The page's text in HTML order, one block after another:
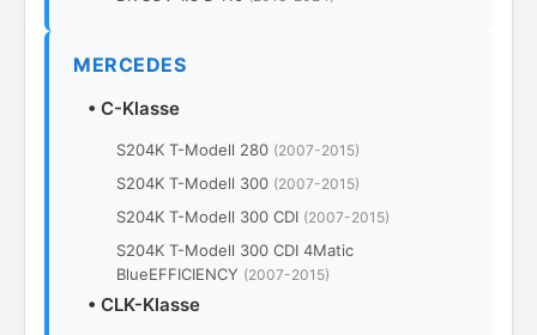
MERCEDES
• C-Klasse
S204K T-Modell 280 (2007-2015)
S204K T-Modell 300 (2007-2015)
S204K T-Modell 300 CDI (2007-2015)
S204K T-Modell 300 CDI 4Matic
BlueEFFICIENCY (2007-2015)
• CLK-Klasse